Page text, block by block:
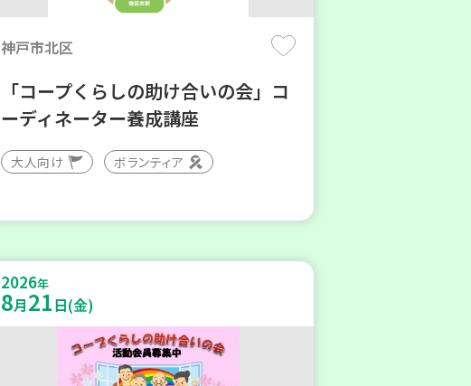
神戸市北区
「コープくらしの助け合いの会」コ
ーディネーター養成講座
大人向け ボランティア
2026年
8月21日(金)